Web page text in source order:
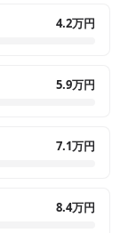
4.2万円
5.9万円
7.1万円
8.4万円